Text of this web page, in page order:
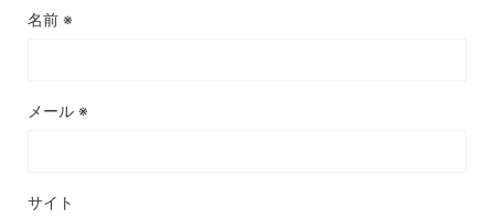
名前 ※
メール ※
サイト